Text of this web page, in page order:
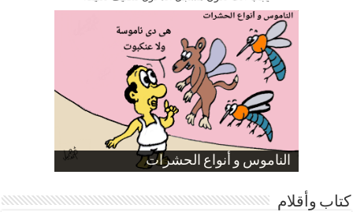
الناموس و أنواع الحشرات
الموظفين بعد ارتفاع الأسعار
ارتفاع نسبة الطلاق في مصر
صورة كاركاتيرية
صورة كاركاتيرية
كتاب وأقلام